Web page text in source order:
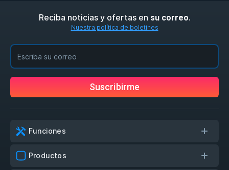
Reciba noticias y ofertas en su correo.
Nuestra política de boletines
Suscribirme
Funciones
Productos